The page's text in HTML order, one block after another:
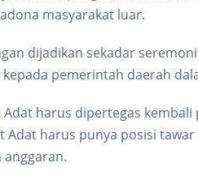
masyarakat luar.
dijadikan sekadar
pemerintah daerah
harus dipertegas
Adat harus punya posisi